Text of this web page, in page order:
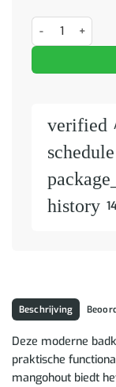
Badkamer Sets
verified
schedule
history
Beschrijving
Deze moderne
praktische
mangohout biedt